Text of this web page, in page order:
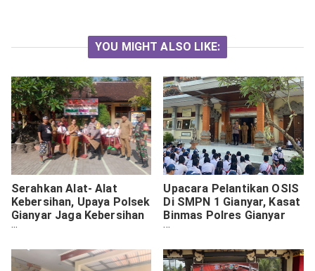
YOU MIGHT ALSO LIKE:
Serahkan Alat- Alat
Kebersihan, Upaya Polsek
Gianyar Jaga Kebersihan
Lingkungan Sekolah
Upacara Pelantikan OSIS
Di SMPN 1 Gianyar, Kasat
Binmas Polres Gianyar
Beri Arahan Begini